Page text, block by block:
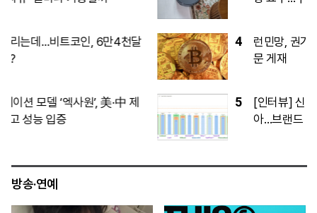
4
런민망, 권기식 한중도시우호협회장 기고
5
[인터뷰] 신애라 “교원 웰스와 방향성 같
아…브랜드 철학에 공감”
방송·연예